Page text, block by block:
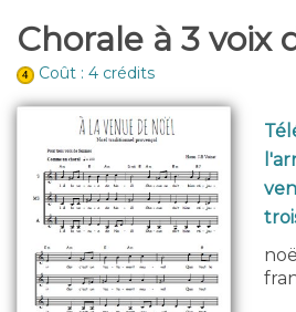
Chorale à 3 voix
Coût : 4 crédits